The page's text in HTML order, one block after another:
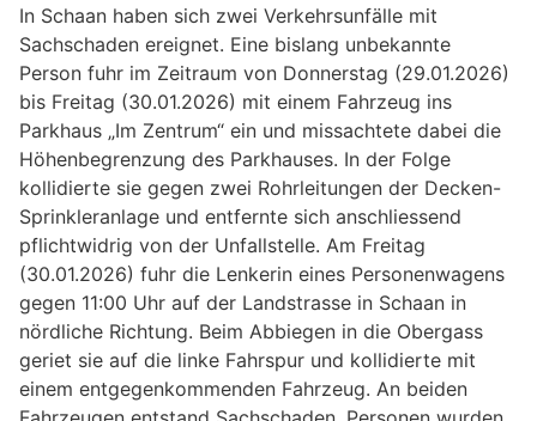
In Schaan haben sich zwei Verkehrsunfälle mit
Sachschaden ereignet. Eine bislang unbekannte
Person fuhr im Zeitraum von Donnerstag (29.01.2026)
bis Freitag (30.01.2026) mit einem Fahrzeug ins
Parkhaus „Im Zentrum“ ein und missachtete dabei die
Höhenbegrenzung des Parkhauses. In der Folge
kollidierte sie gegen zwei Rohrleitungen der Decken-
Sprinkleranlage und entfernte sich anschliessend
pflichtwidrig von der Unfallstelle. Am Freitag
(30.01.2026) fuhr die Lenkerin eines Personenwagens
gegen 11:00 Uhr auf der Landstrasse in Schaan in
nördliche Richtung. Beim Abbiegen in die Obergass
geriet sie auf die linke Fahrspur und kollidierte mit
einem entgegenkommenden Fahrzeug. An beiden